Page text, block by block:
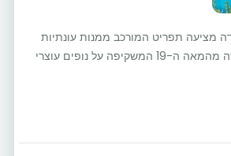
מציעה תפריט המורכב ממנות עונתיות
עשירות, במגורי אחוזה מהמאה ה-19 המשקיפה על נופים עוצרי